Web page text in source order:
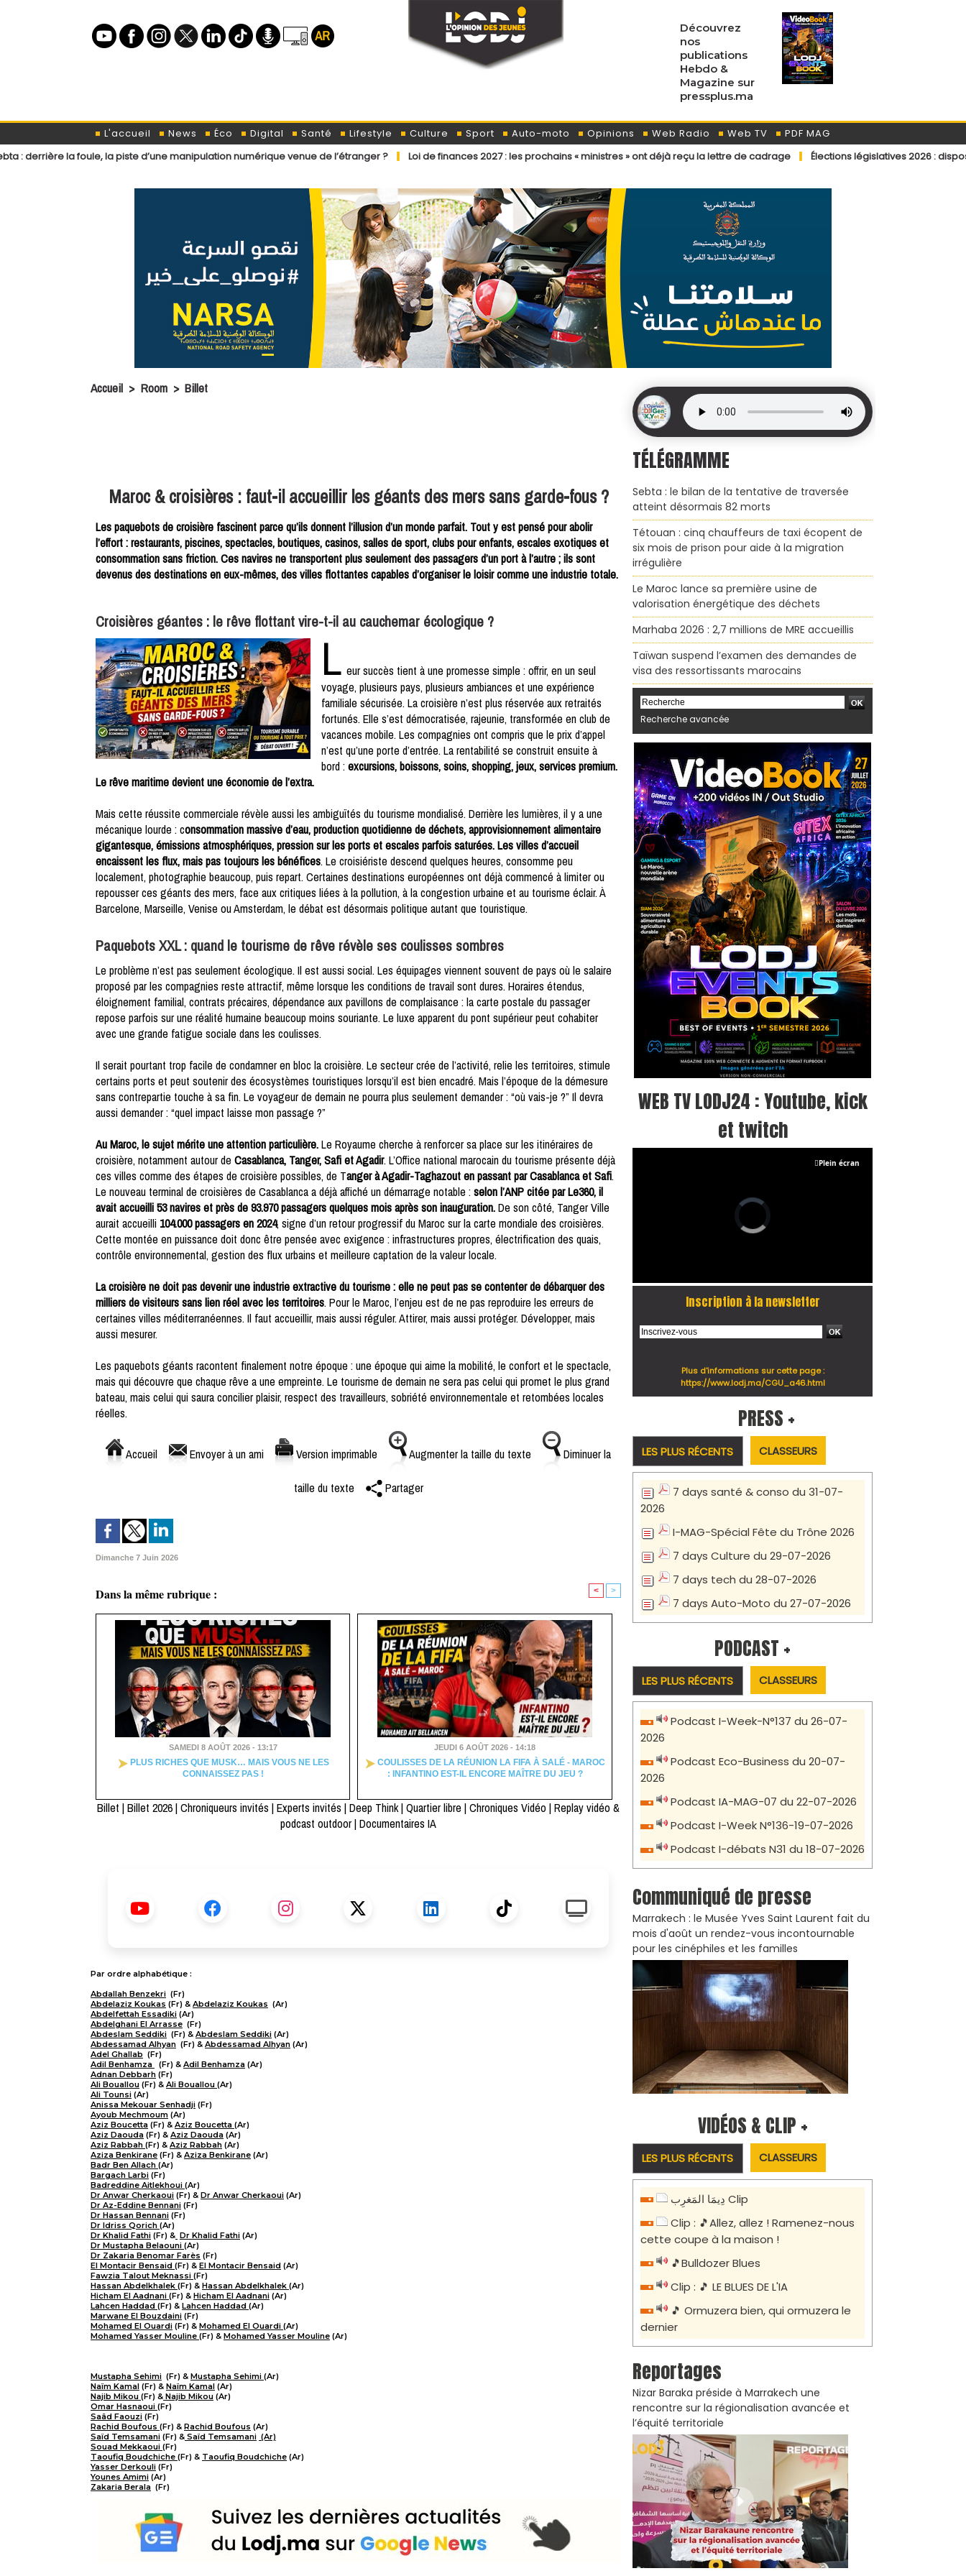
Découvrez
nos
publications
Hebdo &
Magazine sur
pressplus.ma
L'accueil News Éco Digital Santé Lifestyle Culture Sport Auto-moto Opinions Web Radio Web TV
PDF MAG
foule, la piste d’une manipulation numérique venue de l’étranger ?
Loi de finances 2027 : les prochains « ministres » ont déjà reçu la lettre de cadrage Élections législatives 2026 : dispositions
Accueil > Room > Billet
Maroc & croisières : faut-il accueillir les géants des mers sans garde-fous ?
Les paquebots de croisière fascinent parce qu’ils donnent l’illusion d’un monde parfait. Tout y est pensé pour abolir
l’effort : restaurants, piscines, spectacles, boutiques, casinos, salles de sport, clubs pour enfants, escales exotiques et
consommation sans friction. Ces navires ne transportent plus seulement des passagers d’un port à l’autre ; ils sont
devenus des destinations en eux-mêmes, des villes flottantes capables d’organiser le loisir comme une industrie totale.
Croisières géantes : le rêve flottant vire-t-il au cauchemar écologique ?
L eur succès tient à une promesse simple : offrir, en un seul
voyage, plusieurs pays, plusieurs ambiances et une expérience
familiale sécurisée. La croisière n’est plus réservée aux retraités
fortunés. Elle s’est démocratisée, rajeunie, transformée en club de
vacances mobile. Les compagnies ont compris que le prix d’appel
n’est qu’une porte d’entrée. La rentabilité se construit ensuite à
bord :excursions, boissons, soins, shopping, jeux, services premium.
Le rêve maritime devient une économie de l’extra.
Mais cette réussite commerciale révèle aussi les ambiguïtés du tourisme mondialisé. Derrière les lumières, il y a une
mécanique lourde : consommation massive d’eau, production quotidienne de déchets, approvisionnement alimentaire
gigantesque, émissions atmosphériques, pression sur les ports et escales parfois saturées. Les villes d’accueil
encaissent les flux, mais pas toujours les bénéfices. Le croisiériste descend quelques heures, consomme peu
localement, photographie beaucoup, puis repart. Certaines destinations européennes ont déjà commencé à limiter ou
repousser ces géants des mers, face aux critiques liées à la pollution, à la congestion urbaine et au tourisme éclair. À
Barcelone, Marseille, Venise ou Amsterdam, le débat est désormais politique autant que touristique.
Paquebots XXL : quand le tourisme de rêve révèle ses coulisses sombres
Le problème n’est pas seulement écologique. Il est aussi social. Les équipages viennent souvent de pays où le salaire
proposé par les compagnies reste attractif, même lorsque les conditions de travail sont dures. Horaires étendus,
éloignement familial, contrats précaires, dépendance aux pavillons de complaisance : la carte postale du passager
repose parfois sur une réalité humaine beaucoup moins souriante. Le luxe apparent du pont supérieur peut cohabiter
avec une grande fatigue sociale dans les coulisses.
Il serait pourtant trop facile de condamner en bloc la croisière. Le secteur crée de l’activité, relie les territoires, stimule
certains ports et peut soutenir des écosystèmes touristiques lorsqu’il est bien encadré. Mais l’époque de la démesure
sans contrepartie touche à sa fin. Le voyageur de demain ne pourra plus seulement demander : “où vais-je ?” Il devra
aussi demander : “quel impact laisse mon passage ?”
Au Maroc, le sujet mérite une attention particulière.Le Royaume cherche à renforcer sa place sur les itinéraires de
croisière, notamment autour de Casablanca, Tanger, Safi et Agadir. L’Office national marocain du tourisme présente déjà
ces villes comme des étapes de croisière possibles, de Tanger à Agadir-Taghazout en passant par Casablanca et Safi.
Le nouveau terminal de croisières de Casablanca a déjà affiché un démarrage notable :selon l’ANP citée par Le360, il
avait accueilli 53 navires et près de 93.970 passagers quelques mois après son inauguration.De son côté, Tanger Ville
aurait accueilli 104.000 passagers en 2024, signe d’un retour progressif du Maroc sur la carte mondiale des croisières.
Cette montée en puissance doit donc être pensée avec exigence : infrastructures propres, électrification des quais,
contrôle environnemental, gestion des flux urbains et meilleure captation de la valeur locale.
La croisière ne doit pas devenir une industrie extractive du tourisme : elle ne peut pas se contenter de débarquer des
milliers de visiteurs sans lien réel avec les territoires. Pour le Maroc, l’enjeu est de ne pas reproduire les erreurs de
certaines villes méditerranéennes. Il faut accueillir, mais aussi réguler. Attirer, mais aussi protéger. Développer, mais
aussi mesurer.
Les paquebots géants racontent finalement notre époque : une époque qui aime la mobilité, le confort et le spectacle,
mais qui découvre que chaque rêve a une empreinte. Le tourisme de demain ne sera pas celui qui promet le plus grand
bateau, mais celui qui saura concilier plaisir, respect des travailleurs, sobriété environnementale et retombées locales
réelles.
Accueil Envoyer à un ami Version imprimable Augmenter la taille du texte Diminuer la
taille du texte Partager
Dimanche 7 Juin 2026
Dans la même rubrique : < >
SAMEDI 8 AOÛT 2026 - 13:17
PLUS RICHES QUE MUSK… MAIS VOUS NE LES
CONNAISSEZ PAS !
JEUDI 6 AOÛT 2026 - 14:18
COULISSES DE LA RÉUNION LA FIFA À SALÉ - MAROC
: INFANTINO EST-IL ENCORE MAÎTRE DU JEU ?
Billet |Billet 2026|Chroniqueurs invités |Experts invités |Deep Think|Quartier libre |Chroniques Vidéo |Replay vidéo &
podcast outdoor|Documentaires IA
Par ordre alphabétique :
Abdallah Benzekri (Fr)
Abdelaziz Koukas (Fr) & Abdelaziz Koukas (Ar)
Abdelfettah Essadiki (Ar)
Abdelghani El Arrasse (Fr)
Abdeslam Seddiki (Fr) & Abdeslam Seddiki (Ar)
Abdessamad Alhyan (Fr) & Abdessamad Alhyan (Ar)
Adel Ghallab (Fr)
Adil Benhamza
(Fr) & Adil Benhamza (Ar)
Adnan Debbarh (Fr)
Ali Bouallou (Fr) & Ali Bouallou (Ar)
Ali Tounsi (Ar)
Anissa Mekouar Senhadji (Fr)
Ayoub Mechmoum (Ar)
Aziz Boucetta (Fr) & Aziz Boucetta (Ar)
Aziz Daouda (Fr) & Aziz Daouda (Ar)
Aziz Rabbah (Fr) & Aziz Rabbah (Ar)
Aziza Benkirane (Fr) & Aziza Benkirane (Ar)
Badr Ben Allach (Ar)
Bargach Larbi (Fr)
Badreddine Aitlekhoui (Ar)
Dr Anwar Cherkaoui (Fr) & Dr Anwar Cherkaoui (Ar)
Dr Az-Eddine Bennani (Fr)
Dr Hassan Bennani (Fr)
Dr Idriss Qorich (Ar)
Dr Khalid Fathi (Fr) & Dr Khalid Fathi (Ar)
Dr Mustapha Belaouni (Ar)
Dr Zakaria Benomar Farès (Fr)
El Montacir Bensaid (Fr) & El Montacir Bensaid (Ar)
Fawzia Talout Meknassi (Fr)
Hassan Abdelkhalek (Fr) & Hassan Abdelkhalek (Ar)
Hicham El Aadnani (Fr) & Hicham El Aadnani (Ar)
Lahcen Haddad (Fr) & Lahcen Haddad (Ar)
Marwane El Bouzdaini (Fr)
Mohamed El Ouardi (Fr) & Mohamed El Ouardi (Ar)
Mohamed Yasser Mouline (Fr) & Mohamed Yasser Mouline (Ar)
Mustapha Sehimi (Fr) & Mustapha Sehimi (Ar)
Naïm Kamal (Fr) & Naïm Kamal (Ar)
Najib Mikou (Fr) & Najib Mikou (Ar)
Omar Hasnaoui (Fr)
Saâd Faouzi (Fr)
Rachid Boufous (Fr) & Rachid Boufous (Ar)
Saïd Temsamani (Fr) & Saïd Temsamani (Ar)
Souad Mekkaoui (Fr)
Taoufiq Boudchiche (Fr) & Taoufiq Boudchiche (Ar)
Yasser Derkouli (Fr)
Younes Amimi (Ar)
Zakaria Berala (Fr)
TÉLÉGRAMME
Sebta : le bilan de la tentative de traversée
atteint désormais 82 morts
Tétouan : cinq chauffeurs de taxi écopent de
six mois de prison pour aide à la migration
irrégulière
Le Maroc lance sa première usine de
valorisation énergétique des déchets
Marhaba 2026 : 2,7 millions de MRE accueillis
Taïwan suspend l’examen des demandes de
visa des ressortissants marocains
Recherche avancée
WEB TV LODJ24 : Youtube, kick
et twitch
Plein écran
Inscription à la newsletter
Plus d'informations sur cette page :
https://www.lodj.ma/CGU_a46.html
PRESS +
LES PLUS RÉCENTS CLASSEURS
7 days santé & conso du 31-07-
2026
I-MAG-Spécial Fête du Trône 2026
7 days Culture du 29-07-2026
7 days tech du 28-07-2026
7 days Auto-Moto du 27-07-2026
PODCAST +
LES PLUS RÉCENTS CLASSEURS
Podcast I-Week-N°137 du 26-07-
2026
Podcast Eco-Business du 20-07-
2026
Podcast IA-MAG-07 du 22-07-2026
Podcast I-Week N°136-19-07-2026
Podcast I-débats N31 du 18-07-2026
Communiqué de presse
Marrakech : le Musée Yves Saint Laurent fait du
mois d'août un rendez-vous incontournable
pour les cinéphiles et les familles
VIDÉOS & CLIP +
LES PLUS RÉCENTS CLASSEURS
دِيمَا المَغرِب Clip
Clip : 🎵Allez, allez ! Ramenez-nous
cette coupe à la maison !
🎵Bulldozer Blues
Clip : 🎵 LE BLUES DE L'IA
🎵 Ormuzera bien, qui ormuzera le
dernier
Reportages
Nizar Baraka préside à Marrakech une
rencontre sur la régionalisation avancée et
l’équité territoriale